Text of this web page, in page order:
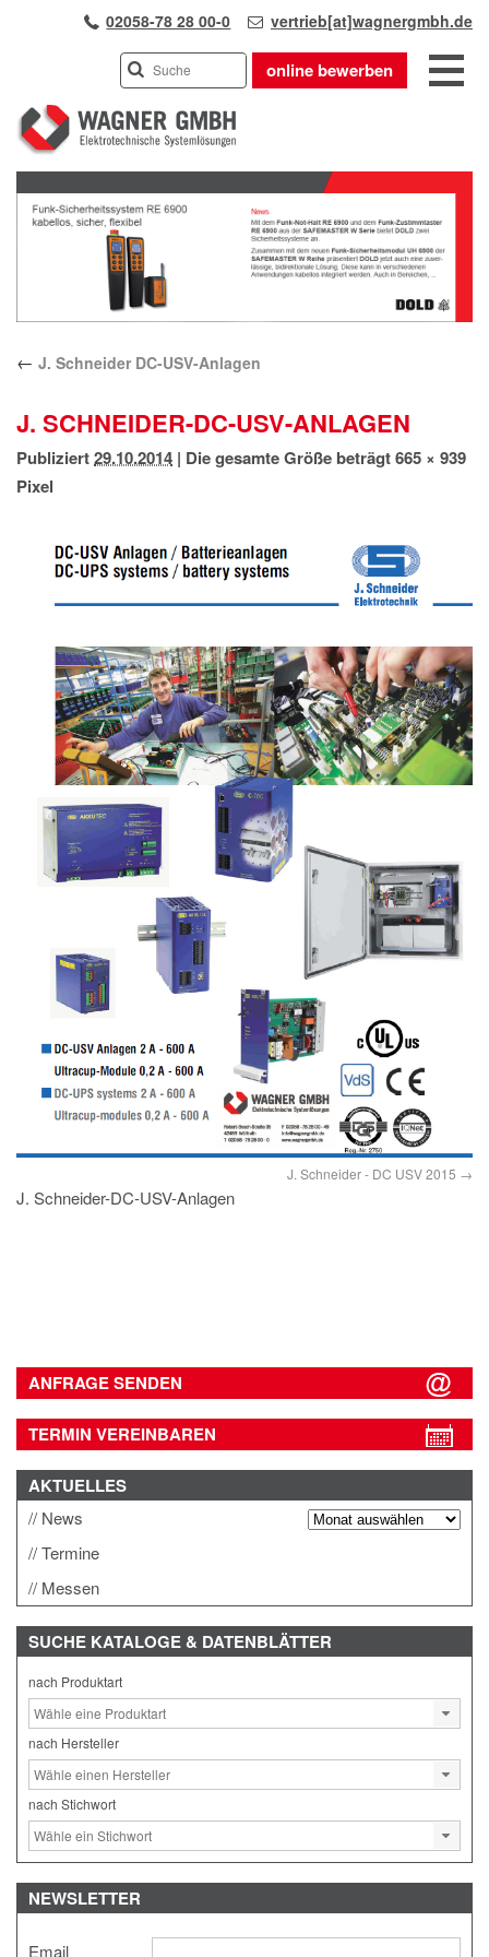
02058-78 28 00-0 vertrieb[at]wagnergmbh.de
online bewerben
INDUSTRIEVERTRETUNG
UNSER TEAM
WIR ÜBER UNS
KARRIERE
PRODUKTE
APPLIKATIONEN
KONTAKT
ANFAHRT
Previous
Next
← J. Schneider DC-USV-Anlagen
J. SCHNEIDER-DC-USV-ANLAGEN
Publiziert29.10.2014 | Die gesamte Größe beträgt665 × 939
Pixel
J. Schneider - DC USV 2015
J. Schneider-DC-USV-Anlagen
ANFRAGE SENDEN
TERMIN VEREINBAREN
AKTUELLES
News
Termine
Messen
SUCHE KATALOGE & DATENBLÄTTER
nach Produktart
nach Hersteller
nach Stichwort
NEWSLETTER
Email